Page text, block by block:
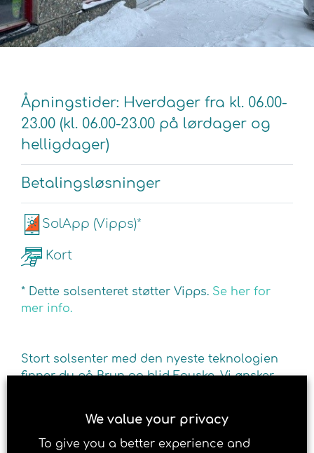
Åpningstider: Hverdager fra kl. 06.00-
23.00 (kl. 06.00-23.00 på lørdager og
helligdager)
Betalingsløsninger
SolApp (Vipps)*
Kort
* Dette solsenteret støtter Vipps. Se her for
mer info.
Stort solsenter med den nyeste teknologien
finner du på Brun og blid Fauske. Vi ønsker
deg en jevn og pen brunfarge.
We value your privacy
To give you a better experience and